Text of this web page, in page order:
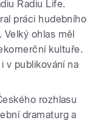
Radiu Life.
práci hudebního
Velký ohlas měl
kultuře.
v publikování na
rozhlasu
dramaturg a